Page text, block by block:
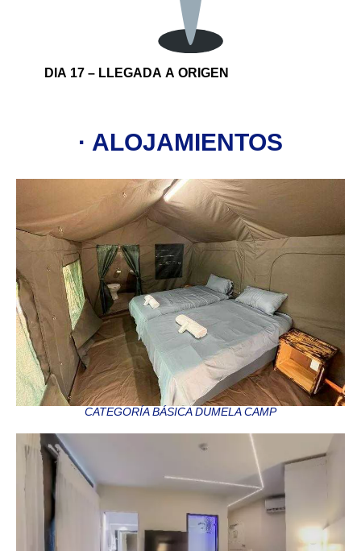
DIA 17 – LLEGADA A ORIGEN
· ALOJAMIENTOS
CATEGORÍA BÁSICA DUMELA CAMP